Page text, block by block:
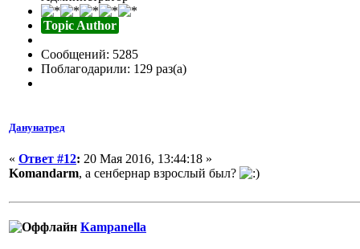
Topic Author
Сообщений: 5285
Поблагодарили: 129 раз(а)
Данунатред
« Ответ #12: 20 Мая 2016, 13:44:18 »
Komandarm, а сенбернар взрослый был?
Кampanella